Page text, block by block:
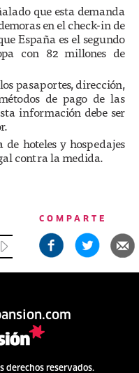
que esta demanda
en el check-in de
España es el segundo
con 82 millones de
pasaportes, dirección,
de pago de las
información debe ser
hoteles y hospedajes
contra la medida.
COMPARTE
derechos reservados.